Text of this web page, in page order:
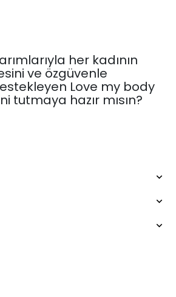
her kadının
ve özgüvenle
Love my body
tutmaya hazır mısın?